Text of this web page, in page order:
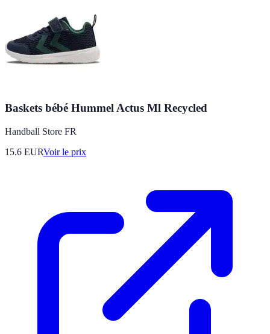
Baskets bébé Hummel Actus Ml Recycled
Handball Store FR
15.6 EURVoir le prix